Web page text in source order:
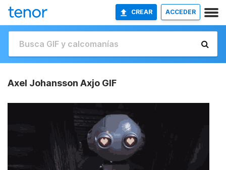
CREAR ACCEDER
Axel Johansson Axjo GIF